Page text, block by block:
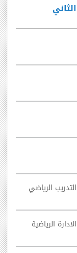
الرياضي
الرياضية